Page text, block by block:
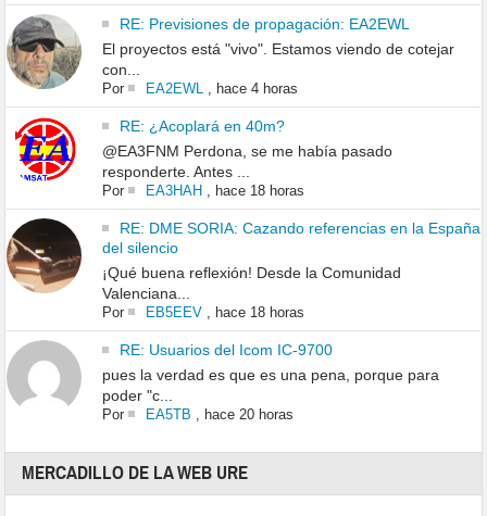
RE: Previsiones de propagación: EA2EWL
El proyectos está "vivo". Estamos viendo de cotejar
con...
Por EA2EWL, hace 4 horas
RE: ¿Acoplará en 40m?
@EA3FNM Perdona, se me había pasado
responderte. Antes ...
Por EA3HAH , hace 18 horas
RE: DME SORIA: Cazando referencias en la España
del silencio
¡Qué buena reflexión! Desde la Comunidad
Valenciana...
Por EB5EEV, hace 18 horas
RE: Usuarios del Icom IC-9700
pues la verdad es que es una pena, porque para
poder "c...
Por EA5TB , hace 20 horas
MERCADILLO DE LA WEB URE